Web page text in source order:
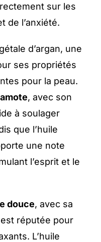
sur les
de l’anxiété.
d’argan, une
ses propriétés
pour la peau.
, avec son
à soulager
que l’huile
une note
l’esprit et le
douce, avec sa
réputée pour
L’huile